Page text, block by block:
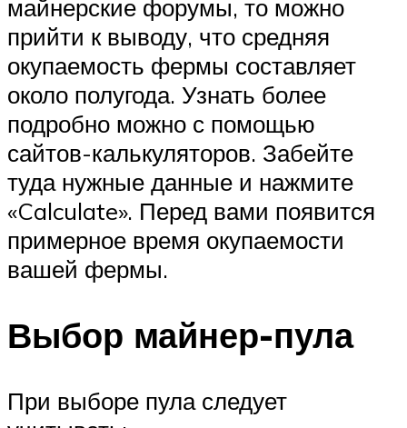
майнерские форумы, то можно
прийти к выводу, что средняя
окупаемость фермы составляет
около полугода. Узнать более
подробно можно с помощью
сайтов-калькуляторов. Забейте
туда нужные данные и нажмите
«Calculate». Перед вами появится
примерное время окупаемости
вашей фермы.
Выбор майнер-пула
При выборе пула следует